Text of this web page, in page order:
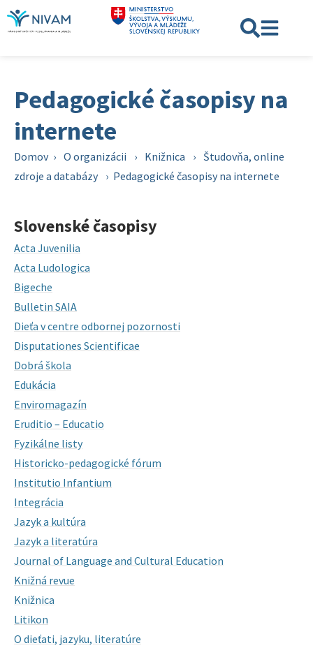
Pedagogické časopisy na
internete
Domov › O organizácii › Knižnica › Študovňa, online
zdroje a databázy › Pedagogické časopisy na internete
Slovenské časopisy
Acta Juvenilia
Acta Ludologica
Bigeche
Bulletin SAIA
Dieťa v centre odbornej pozornosti
Disputationes Scientificae
Dobrá škola
Edukácia
Enviromagazín
Eruditio – Educatio
Fyzikálne listy
Historicko-pedagogické fórum
Institutio Infantium
Integrácia
Jazyk a kultúra
Jazyk a literatúra
Journal of Language and Cultural Education
Knižná revue
Knižnica
Litikon
O dieťati, jazyku, literatúre